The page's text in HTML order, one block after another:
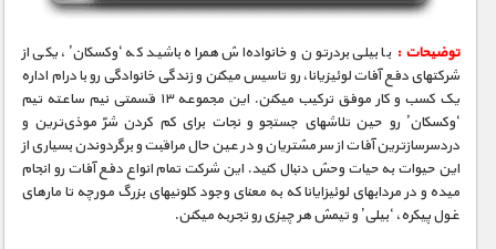
توضیحات : با بیلی بردرتون و خانواده‌اش همراه باشید که ‘وکسکان’، یکی از
شرکتهای دفع آفات لوئیزیانا، رو تاسیس میکنن و زندگی خانوادگی رو با درام اداره
یک کسب و کار موفق ترکیب میکنن. این مجموعه ۱۳ قسمتی نیم ساعته تیم
‘وکسکان’ رو حین تلاشهای جستجو و نجات برای کم کردن شرّ موذی‌ترین و
دردسرسازترین آفات از سر مشتریان و در عین حال مراقبت و برگردوندن بسیاری از
این حیوات به حیات وحش دنبال کنید. این شرکت تمام انواع دفع آفات رو انجام
میده و در مردابهای لوئیزایانا که به معنای وجود کلونیهای بزرگ مورچه تا مارهای
غول پیکره، ‘بیلی’ و تیمش هر چیزی رو تجربه میکنن.